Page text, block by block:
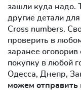
зашли куда надо.
другие детали
Cross numbers.
проверить в
заранее
покупку в любой
Одесса, Днепр,
можем отправить